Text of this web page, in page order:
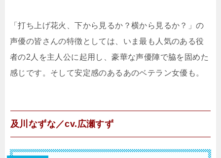
「打ち上げ花火、下から見るか？横から見るか？」の
声優の皆さんの特徴としては、いま最も人気のある役
者の2人を主人公に起用し、豪華な声優陣で脇を固めた
感じです。そして安定感のあるあのベテラン女優も。
及川なずな／cv.広瀬すず